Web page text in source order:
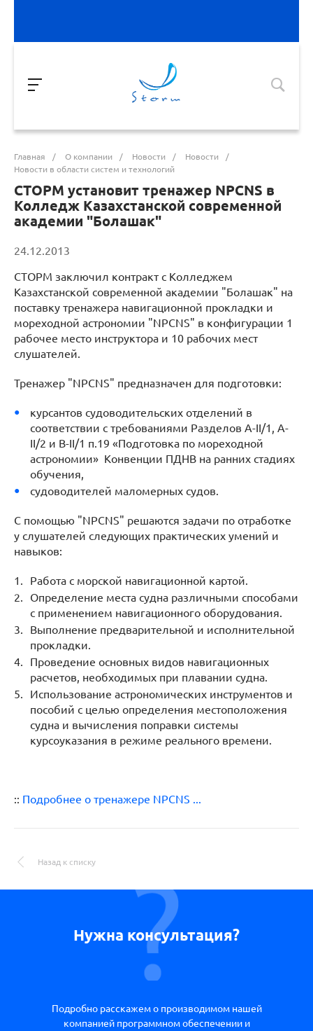
Главная / О компании / Новости / Новости
/
Новости в области систем и технологий
СТОРМ установит тренажер NPCNS в
Колледж Казахстанской современной
академии "Болашак"
24.12.2013
СТОРМ заключил контракт с Колледжем
Казахстанской современной академии "Болашак" на
поставку тренажера навигационной прокладки и
мореходной астрономии "NPCNS" в конфигурации 1
рабочее место инструктора и 10 рабочих мест
слушателей.
Тренажер "NPCNS" предназначен для подготовки:
курсантов судоводительских отделений в
соответствии с требованиями Разделов A-II/1, A-
II/2 и B-II/1 п.19 «Подготовка по мореходной
астрономии» Конвенции ПДНВ на ранних стадиях
обучения,
судоводителей маломерных судов.
С помощью "NPCNS" решаются задачи по отработке
у слушателей следующих практических умений и
навыков:
Работа с морской навигационной картой.
Определение места судна различными способами
с применением навигационного оборудования.
Выполнение предварительной и исполнительной
прокладки.
Проведение основных видов навигационных
расчетов, необходимых при плавании судна.
Использование астрономических инструментов и
пособий с целью определения местоположения
судна и вычисления поправки системы
курсоуказания в режиме реального времени.
:: Подробнее о тренажере NPCNS ...
Назад к списку
Нужна консультация?
Подробно расскажем о производимом нашей
компанией программном обеспечении и